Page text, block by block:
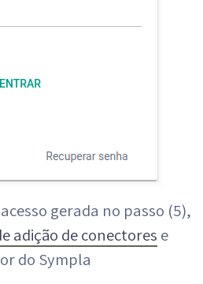
gerada no passo (5),
adição de conectores e
do Sympla